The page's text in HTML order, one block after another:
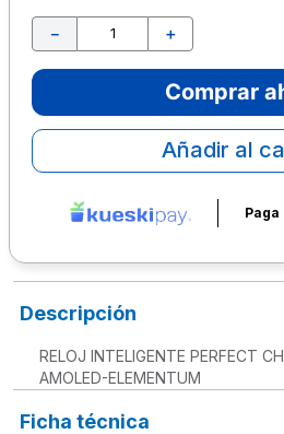
＋
－
Comprar
Añadir al
Paga
Descripción
RELOJ INTELIGENTE PERFECT
AMOLED-ELEMENTUM
Ficha técnica